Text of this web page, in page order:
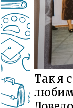
Так я